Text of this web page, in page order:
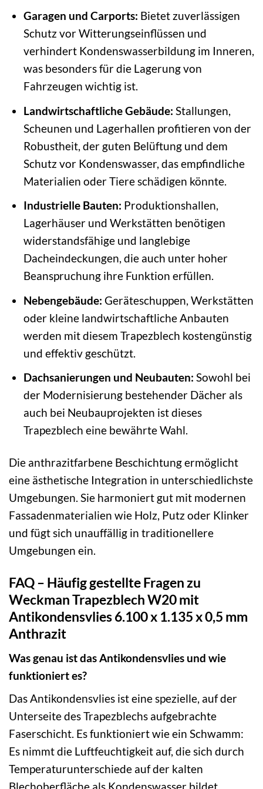
Garagen und Carports: Bietet zuverlässigen
Schutz vor Witterungseinflüssen und
verhindert Kondenswasserbildung im Inneren,
was besonders für die Lagerung von
Fahrzeugen wichtig ist.
Landwirtschaftliche Gebäude: Stallungen,
Scheunen und Lagerhallen profitieren von der
Robustheit, der guten Belüftung und dem
Schutz vor Kondenswasser, das empfindliche
Materialien oder Tiere schädigen könnte.
Industrielle Bauten: Produktionshallen,
Lagerhäuser und Werkstätten benötigen
widerstandsfähige und langlebige
Dacheindeckungen, die auch unter hoher
Beanspruchung ihre Funktion erfüllen.
Nebengebäude: Geräteschuppen, Werkstätten
oder kleine landwirtschaftliche Anbauten
werden mit diesem Trapezblech kostengünstig
und effektiv geschützt.
Dachsanierungen und Neubauten: Sowohl bei
der Modernisierung bestehender Dächer als
auch bei Neubauprojekten ist dieses
Trapezblech eine bewährte Wahl.
Die anthrazitfarbene Beschichtung ermöglicht
eine ästhetische Integration in unterschiedlichste
Umgebungen. Sie harmoniert gut mit modernen
Fassadenmaterialien wie Holz, Putz oder Klinker
und fügt sich unauffällig in traditionellere
Umgebungen ein.
FAQ – Häufig gestellte Fragen zu
Weckman Trapezblech W20 mit
Antikondensvlies 6.100 x 1.135 x 0,5 mm
Anthrazit
Was genau ist das Antikondensvlies und wie
funktioniert es?
Das Antikondensvlies ist eine spezielle, auf der
Unterseite des Trapezblechs aufgebrachte
Faserschicht. Es funktioniert wie ein Schwamm:
Es nimmt die Luftfeuchtigkeit auf, die sich durch
Temperaturunterschiede auf der kalten